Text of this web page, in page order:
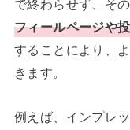
で終わらせず、そ
フィールページや
することにより、
きます。
例えば、インプレ